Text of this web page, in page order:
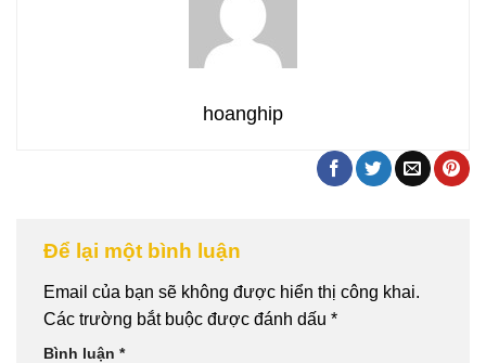
hoanghip
Để lại một bình luận
Email của bạn sẽ không được hiển thị công khai.
Các trường bắt buộc được đánh dấu *
Bình luận *